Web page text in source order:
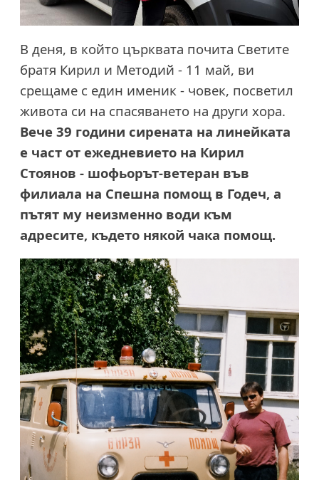
В деня, в който църквата почита Светите
братя Кирил и Методий - 11 май, ви
срещаме с един именик - човек, посветил
живота си на спасяването на други хора.
Вече 39 години сирената на линейката
е част от ежедневието на Кирил
Стоянов - шофьорът-ветеран във
филиала на Спешна помощ в Годеч, а
пътят му неизменно води към
адресите, където някой чака помощ.